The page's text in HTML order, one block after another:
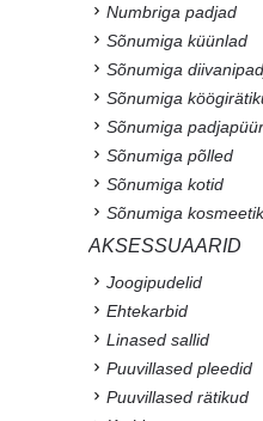
Numbriga padjad
Sõnumiga küünlad
Sõnumiga
Sõnumiga
Sõnumiga
Sõnumiga põlled
Sõnumiga kotid
Sõnumiga
AKSESSUAARID
Joogipudelid
Ehtekarbid
Linased sallid
Puuvillased pleedid
Puuvillased rätikud